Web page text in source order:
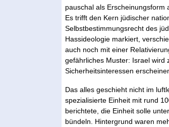
pauschal als Erscheinungsform
Es trifft den Kern jüdischer
Selbstbestimmungsrecht des
Hassideologie markiert,
auch noch mit einer
gefährliches Muster: Israel wird
Sicherheitsinteressen
Das alles geschieht nicht im
spezialisierte Einheit mit rund
berichtete, die Einheit solle
bündeln. Hintergrund waren